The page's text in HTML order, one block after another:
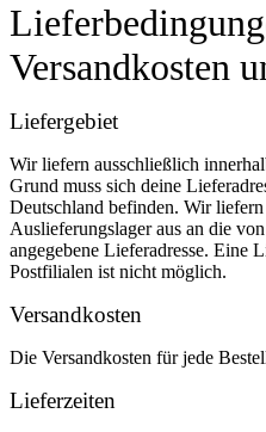
Versandkosten
Liefergebiet
Wir liefern ausschließlich
Grund muss sich deine
Deutschland befinden. Wir
Auslieferungslager aus an die
angegebene Lieferadresse. Eine
Postfilialen ist nicht möglich.
Versandkosten
Die Versandkosten für jede
Lieferzeiten